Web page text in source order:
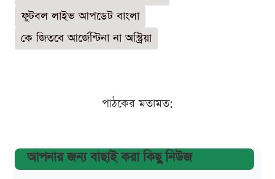
ফুটবল লাইভ আপডেট বাংলা
কে জিতবে আর্জেন্টিনা না অস্ট্রিয়া
পাঠকের মতামত:
আপনার জন্য বাছাই করা কিছু নিউজ